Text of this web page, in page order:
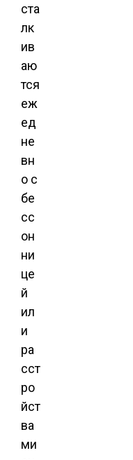
ста
лк
ив
аю
тся
еж
ед
не
вн
о с
бе
сс
он
ни
це
й
ил
и
ра
сст
ро
йст
ва
ми